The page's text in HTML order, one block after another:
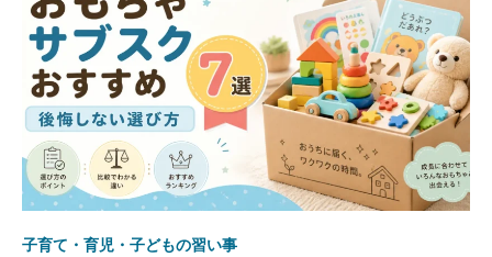
子育て・育児・子どもの習い事